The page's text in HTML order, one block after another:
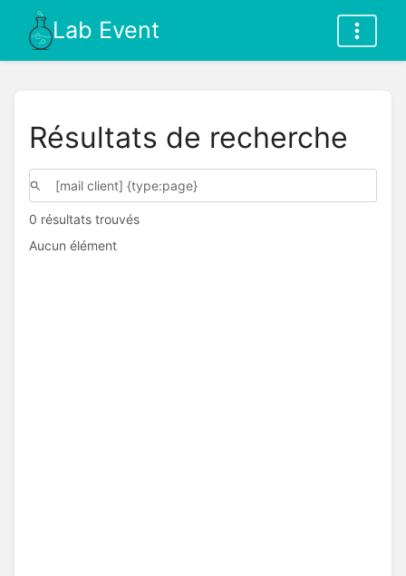
Lab Event
Résultats de recherche
0 résultats trouvés
Aucun élément